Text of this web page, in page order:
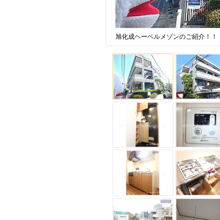
旭化成ヘーベルメゾンのご紹介！！